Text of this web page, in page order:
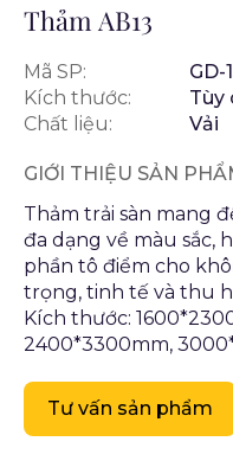
Thảm AB13
Mã SP:
GD-
Kích thước:
Tùy
Chất liệu:
Vải
GIỚI THIỆU SẢN
Thảm trải sàn mang
đa dạng về màu sắc,
phần tô điểm cho
trọng, tinh tế và thu
Kích thước:
2400*3300mm,
Tư vấn sản phẩm